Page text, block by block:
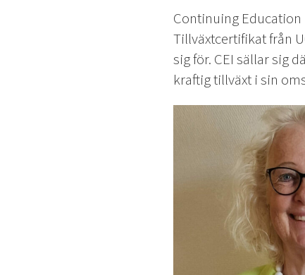
Continuing
Tillväxtcertifikat från
sig för. CEI sällar sig
kraftig tillväxt i sin